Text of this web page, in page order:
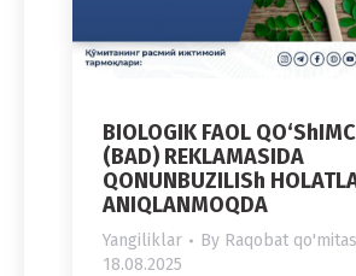
BIOLOGIK FAOL
(BAD) REKLAMASIDA
QONUNBUZILISh
ANIQLANMOQDA
Yangiliklar By Raqobat
18.08.2025